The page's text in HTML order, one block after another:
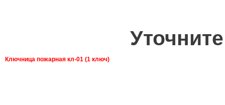
Ключница пожарная кл-01 (1 ключ)